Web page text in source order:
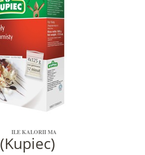
ILE KALORII MA
(Kupiec)